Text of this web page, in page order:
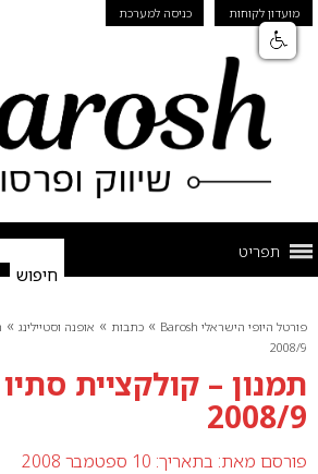
מועדון לקוחות כניסה למערכת
תפריט
פורטל היופי הישראלי Barosh » כתבות » אופנה וסטיילינג »
2008/9
תמנון – קולקציית
2008/9
פורסם מאת: בתאריך: 10 ספטמבר 2008